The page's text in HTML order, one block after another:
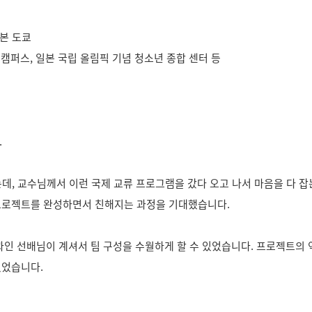
도쿄
퍼스, 일본 국립 올림픽 기념 청소년 종합 센터 등
, 교수님께서 이런 국제 교류 프로그램을 갔다 오고 나서 마음을 다
젝트를 완성하면서 친해지는 과정을 기대했습니다.
선배님이 계셔서 팀 구성을 수월하게 할 수 있었습니다. 프로젝트
습니다.